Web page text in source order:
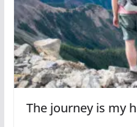
The journey is my